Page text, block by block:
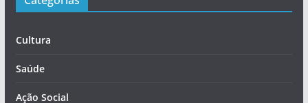
Cultura
Saúde
Ação Social